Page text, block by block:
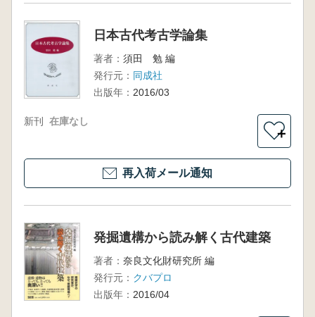
日本古代考古学論集
著者： 須田 勉 編
発行元： 同成社
出版年： 2016/03
新刊 在庫なし
＋
再入荷メール通知
発掘遺構から読み解く古代建築
著者： 奈良文化財研究所 編
発行元： クバプロ
出版年： 2016/04